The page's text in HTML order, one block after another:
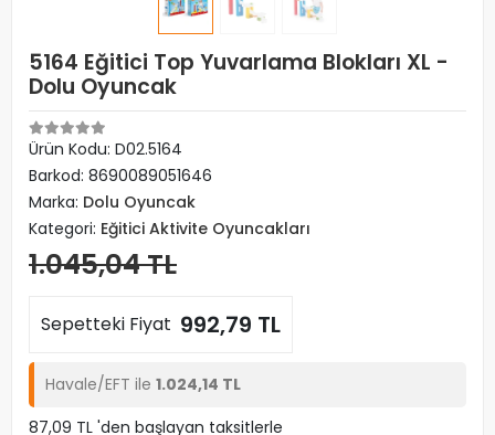
5164 Eğitici Top Yuvarlama Blokları XL -
Dolu Oyuncak
Ürün Kodu: D02.5164
Barkod: 8690089051646
Marka: Dolu Oyuncak
Kategori: Eğitici Aktivite Oyuncakları
1.045,04 TL
Sepetteki Fiyat 992,79 TL
Havale/EFT ile 1.024,14 TL
87,09 TL 'den başlayan taksitlerle